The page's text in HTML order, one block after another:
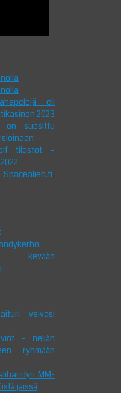
– eli
2023
on suosittu
tilastot –
:
kevään
veivasi
– neljän
ryhmään
MM-
jäissä